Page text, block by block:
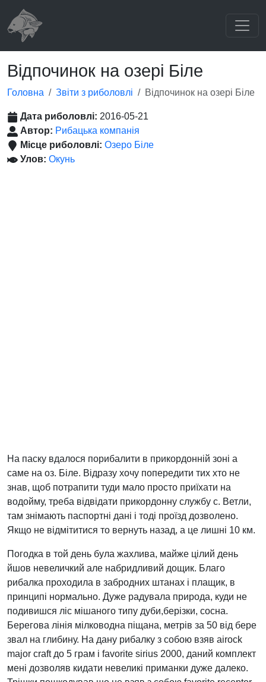
Відпочинок на озері Біле
Головна Звіти з риболовлі Відпочинок на озері Біле
Дата риболовлі: 2016-05-21
Автор: Рибацька компанія
Місце риболовлі: Озеро Біле
Улов: Окунь
На паску вдалося порибалити в прикордонній зоні а
саме на оз. Біле. Відразу хочу попередити тих хто не
знав, щоб потрапити туди мало просто приїхати на
водойму, треба відвідати прикордонну службу с. Ветли,
там знімають паспортні дані і тоді проїзд дозволено.
Якщо не відмітитися то вернуть назад, а це лишні 10 км.
Погодка в той день була жахлива, майже цілий день
йшов невеличкий але набридливий дощик. Благо
рибалка проходила в забродних штанах і плащик, в
принципі нормально. Дуже радувала природа, куди не
подивишся ліс мішаного типу дуби,берізки, сосна.
Берегова лінія мілководна піщана, метрів за 50 від бере
звал на глибину. На дану рибалку з собою взяв airock
major craft до 5 грам і favorite sirius 2000, даний комплект
мені дозволяв кидати невеликі приманки дуже далеко.